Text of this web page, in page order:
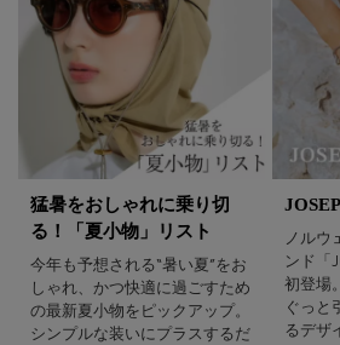
猛暑をおしゃれに乗り切
る！「夏小物」リスト
今年も予想される“暑い夏”をお
しゃれ、かつ快適に過ごすため
の最新夏小物をピックアップ。
シンプルな装いにプラスするだ
ノルウ
ンド「
初登場
ぐっと
るデザ